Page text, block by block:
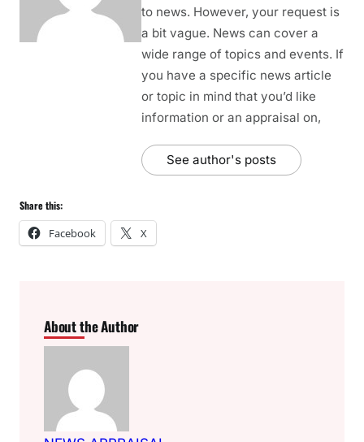
to news. However, your request is
a bit vague. News can cover a
wide range of topics and events. If
you have a specific news article
or topic in mind that you’d like
information or an appraisal on,
See author's posts
Share this:
Facebook X
About the Author